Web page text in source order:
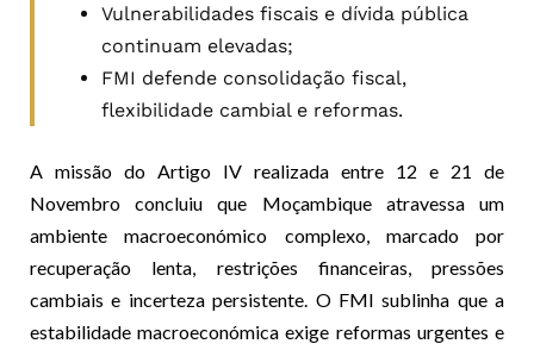
Vulnerabilidades fiscais e dívida pública
continuam elevadas;
FMI defende consolidação fiscal,
flexibilidade cambial e reformas.
A missão do Artigo IV realizada entre 12 e 21 de
Novembro concluiu que Moçambique atravessa um
ambiente macroeconómico complexo, marcado por
recuperação lenta, restrições financeiras, pressões
cambiais e incerteza persistente. O FMI sublinha que a
estabilidade macroeconómica exige reformas urgentes e